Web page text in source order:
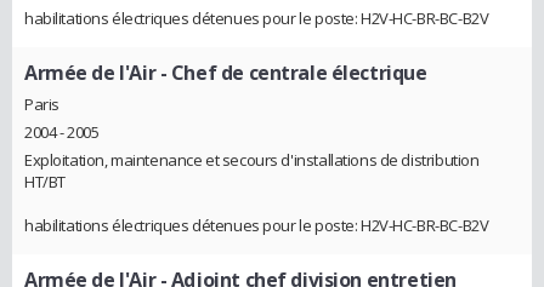
habilitations électriques détenues pour le poste: H2V-HC-BR-BC-B2V
Armée de l'Air- Chef de centrale électrique
Paris
2004 - 2005
Exploitation, maintenance et secours d'installations de distribution
HT/BT
habilitations électriques détenues pour le poste: H2V-HC-BR-BC-B2V
Armée de l'Air- Adjoint chef division entretien